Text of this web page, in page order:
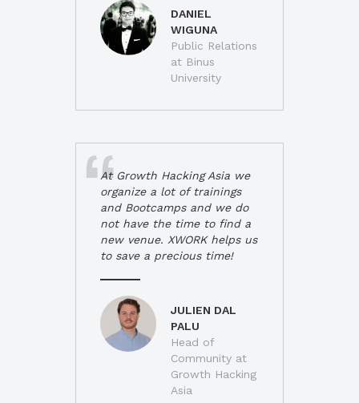
DANIEL
WIGUNA
Public Relations
at Binus
University
At Growth Hacking Asia we
organize a lot of trainings
and Bootcamps and we do
not have the time to find a
new venue. XWORK helps us
to save a precious time!
JULIEN DAL
PALU
Head of
Community at
Growth Hacking
Asia